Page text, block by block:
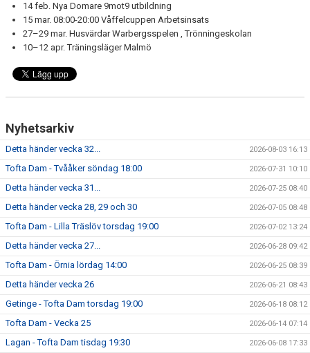
14 feb. Nya Domare 9mot9 utbildning
15 mar. 08:00-20:00 Våffelcuppen Arbetsinsats
27–29 mar. Husvärdar Warbergsspelen , Trönningeskolan
10–12 apr. Träningsläger Malmö
Nyhetsarkiv
Detta händer vecka 32... 2026-08-03 16:13
Tofta Dam - Tvååker söndag 18:00 2026-07-31 10:10
Detta händer vecka 31... 2026-07-25 08:40
Detta händer vecka 28, 29 och 30 2026-07-05 08:48
Tofta Dam - Lilla Träslöv torsdag 19:00 2026-07-02 13:24
Detta händer vecka 27... 2026-06-28 09:42
Tofta Dam - Örnia lördag 14:00 2026-06-25 08:39
Detta händer vecka 26 2026-06-21 08:43
Getinge - Tofta Dam torsdag 19:00 2026-06-18 08:12
Tofta Dam - Vecka 25 2026-06-14 07:14
Lagan - Tofta Dam tisdag 19:30 2026-06-08 17:33